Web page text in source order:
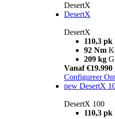
DesertX
DesertX
DesertX
110,3 pk
92 Nm
209 kg
Vanaf €19.990
Configureer
new DesertX
DesertX 100
110,3 pk